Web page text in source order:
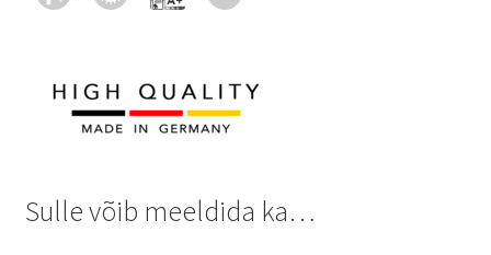
Sulle võib meeldida ka…